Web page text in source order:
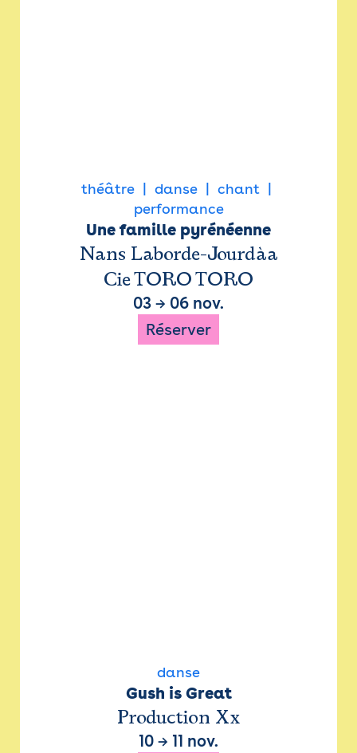
théâtre danse
chant
performance
Une famille pyrénéenne
Nans Laborde-Jourdàa
Cie TORO TORO
03 → 06 nov.
Réserver
danse
Gush is Great
Production Xx
10 → 11 nov.